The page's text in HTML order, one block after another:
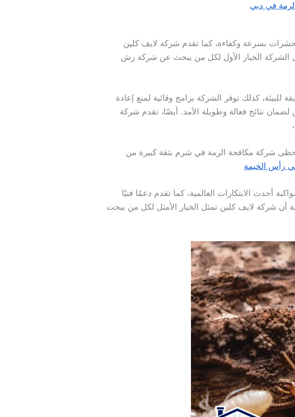
في دبي
بسرعة وكفاءة، كما تقدم شركة لايف كلين
الشركة الخيار الأول لكل من يبحث عن شركة رش
للبيئة، كذلك توفر الشركة برامج وقائية لمنع إعادة
نتائج فعالة وطويلة الأمد. أيضًا، تقدم شركة
شركة مكافحة الرمة في شرم بثقة كبيرة من
رأس الخيمة
أحدث الابتكارات العالمية، كما تقدم دعمًا فنيًا
أن شركة لايف كلين تمثل الخيار الأمثل لكل من يبحث